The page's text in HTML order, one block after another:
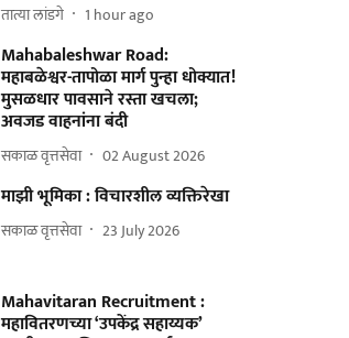
तात्या लांडगे 1 hour ago
Mahabaleshwar Road:
महाबळेश्वर-तापोळा मार्ग पुन्हा धोक्यात!
मुसळधार पावसाने रस्ता खचला;
अवजड वाहनांना बंदी
सकाळ वृत्तसेवा 02 August 2026
माझी भूमिका : विचारशील व्यक्तिरेखा
सकाळ वृत्तसेवा 23 July 2026
Mahavitaran Recruitment :
महावितरणच्या ‘उपकेंद्र सहाय्यक’